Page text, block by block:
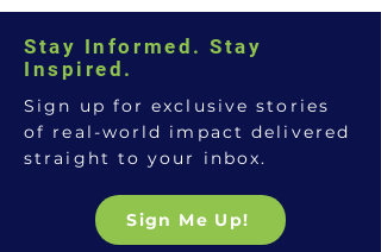
Stay Informed. Stay
Inspired.
Sign up for exclusive stories
of real-world impact delivered
straight to your inbox.
Sign Me Up!